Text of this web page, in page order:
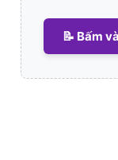
📝 Bấm